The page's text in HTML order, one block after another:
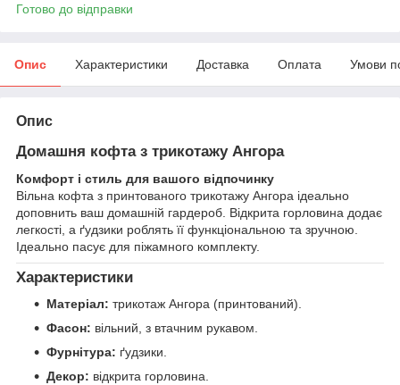
Готово до відправки
Опис Характеристики Доставка Оплата Умови
Опис
Домашня кофта з трикотажу Ангора
Комфорт і стиль для вашого відпочинку
Вільна кофта з принтованого трикотажу Ангора ідеально
доповнить ваш домашній гардероб. Відкрита горловина додає
легкості, а ґудзики роблять її функціональною та зручною.
Ідеально пасує для піжамного комплекту.
Характеристики
Матеріал: трикотаж Ангора (принтований).
Фасон: вільний, з втачним рукавом.
Фурнітура: ґудзики.
Декор: відкрита горловина.